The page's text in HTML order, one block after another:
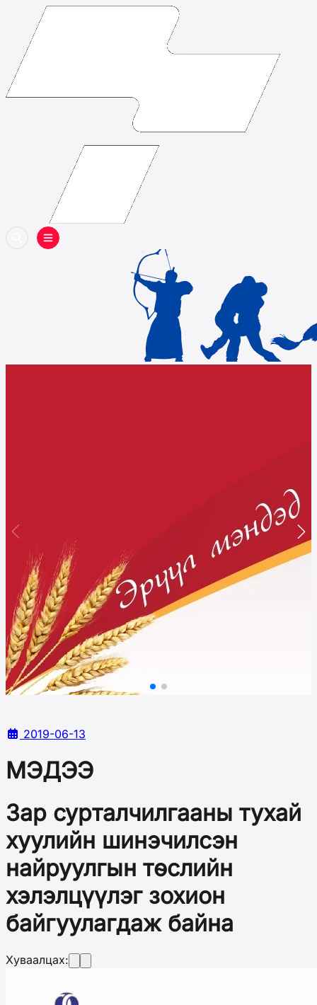
2019-06-13
МЭДЭЭ
Зар сурталчилгааны тухай
хуулийн шинэчилсэн
найруулгын төслийн
хэлэлцүүлэг зохион
байгуулагдаж байна
Хуваалцах: